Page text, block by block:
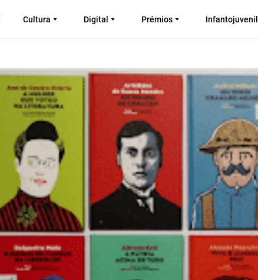
Cultura Digital Prémios Infantojuvenil